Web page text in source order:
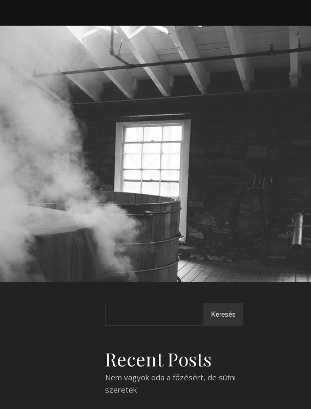
Keresés
Recent Posts
Nem vagyok oda a főzésért, de sütni
szeretek